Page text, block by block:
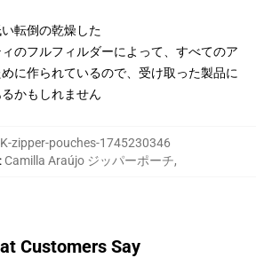
転倒の乾燥した
のフルフィルダーによって、すべてのア
に作られているので、受け取った製品に
かもしれません
zipper-pouches-1745230346
: Camilla Araújo ジッパーポーチ,
Customers Say